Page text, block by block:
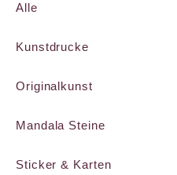
Alle
Kunstdrucke
Originalkunst
Mandala Steine
Sticker & Karten